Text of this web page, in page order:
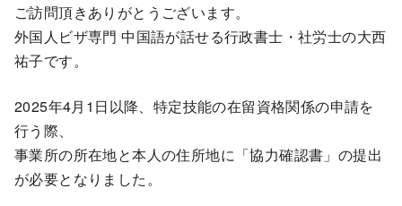
ご訪問頂きありがとうございます。
外国人ビザ専門 中国語が話せる行政書士・社労士の大西
祐子です。
2025年4月1日以降、特定技能の在留資格関係の申請を
行う際、
事業所の所在地と本人の住所地に「協力確認書」の提出
が必要となりました。